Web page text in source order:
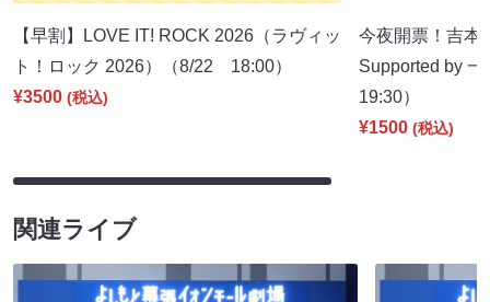
【早割】LOVE IT! ROCK 2026（ラヴィッ
ト！ロック 2026）（8/22 18:00）
¥3500 (税込)
今夜開票！吉本
Supported by
19:30）
¥1500 (税込)
関連ライブ